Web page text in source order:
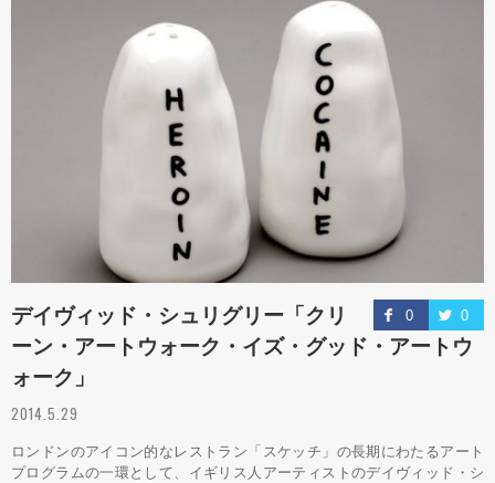
0 0
デイヴィッド・シュリグリー「クリ
ーン・アートウォーク・イズ・グッド・アートウ
ォーク」
2014.5.29
ロンドンのアイコン的なレストラン「スケッチ」の長期にわたるアート
プログラムの一環として、イギリス人アーティストのデイヴィッド・シ